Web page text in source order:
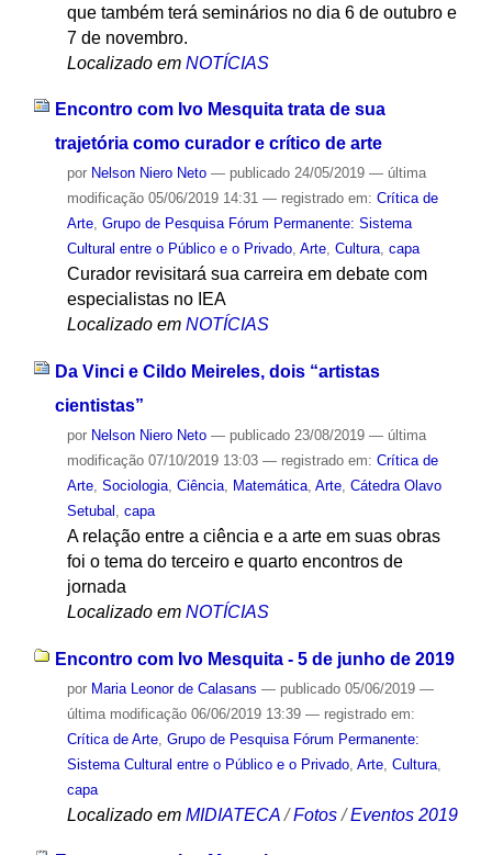
que também terá seminários no dia 6 de outubro e
7 de novembro.
Localizado em NOTÍCIAS
Encontro com Ivo Mesquita trata de sua
trajetória como curador e crítico de arte
por Nelson Niero Neto — publicado24/05/2019 — última
modificação05/06/2019 14:31 — registrado em: Crítica de
Arte, Grupo de Pesquisa Fórum Permanente: Sistema
Cultural entre o Público e o Privado, Arte, Cultura, capa
Curador revisitará sua carreira em debate com
especialistas no IEA
Localizado em NOTÍCIAS
Da Vinci e Cildo Meireles, dois “artistas
cientistas”
por Nelson Niero Neto — publicado23/08/2019 — última
modificação07/10/2019 13:03 — registrado em: Crítica de
Arte, Sociologia, Ciência, Matemática, Arte, Cátedra Olavo
Setubal , capa
A relação entre a ciência e a arte em suas obras
foi o tema do terceiro e quarto encontros de
jornada
Localizado em NOTÍCIAS
Encontro com Ivo Mesquita - 5 de junho de 2019
por Maria Leonor de Calasans — publicado05/06/2019 —
última modificação06/06/2019 13:39 — registrado em:
Crítica de Arte, Grupo de Pesquisa Fórum Permanente:
Sistema Cultural entre o Público e o Privado, Arte, Cultura,
capa
Localizado em MIDIATECA /Fotos /Eventos 2019